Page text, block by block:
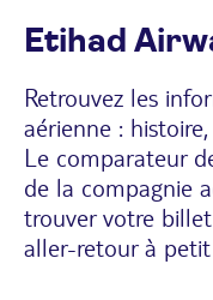
Etihad
Retrouvez les
aérienne :
Le comparateur
de la compagnie
trouver votre
aller-retour à